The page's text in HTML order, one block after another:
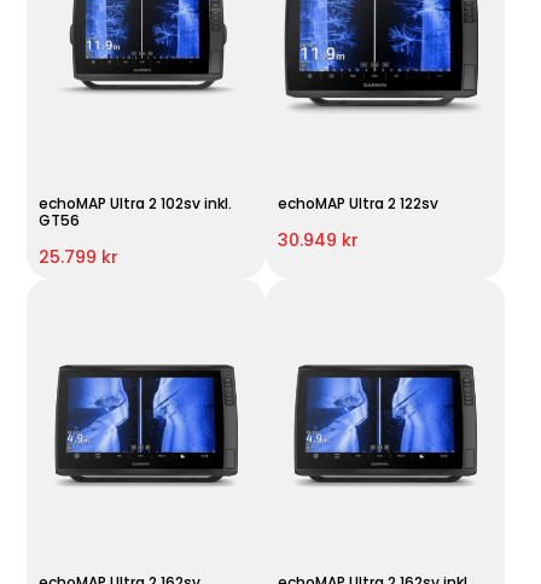
echoMAP Ultra 2 102sv inkl.
GT56
25.799 kr
echoMAP Ultra 2 122sv
30.949 kr